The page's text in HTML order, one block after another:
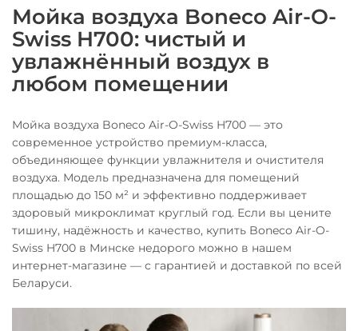
Мойка воздуха Boneco Air-O-
Swiss H700: чистый и
увлажнённый воздух в
любом помещении
Мойка воздуха Boneco Air-O-Swiss H700 — это
современное устройство премиум-класса,
объединяющее функции увлажнителя и очистителя
воздуха. Модель предназначена для помещений
площадью до 150 м² и эффективно поддерживает
здоровый микроклимат круглый год. Если вы цените
тишину, надёжность и качество, купить Boneco Air-O-
Swiss H700 в Минске недорого можно в нашем
интернет-магазине — с гарантией и доставкой по всей
Беларуси.